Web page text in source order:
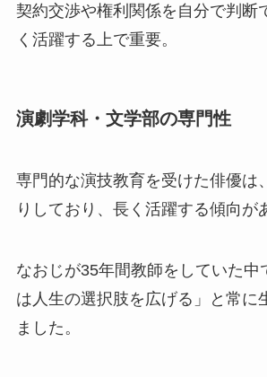
契約交渉や権利関係を自分で判断
く活躍する上で重要。
演劇学科・文学部の専門性
専門的な演技教育を受けた俳優は
りしており、長く活躍する傾向が
なおじが35年間教師をしていた中
は人生の選択肢を広げる」と常に
ました。